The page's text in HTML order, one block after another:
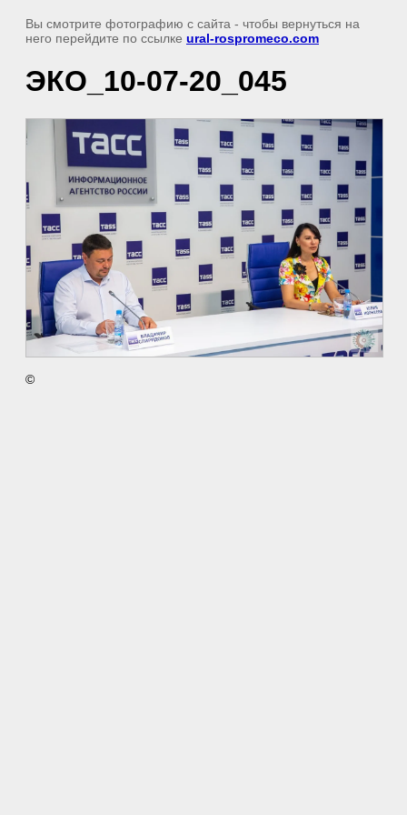
Вы смотрите фотографию с сайта - чтобы вернуться на
него перейдите по ссылке ural-rospromeco.com
ЭКО_10-07-20_045
©